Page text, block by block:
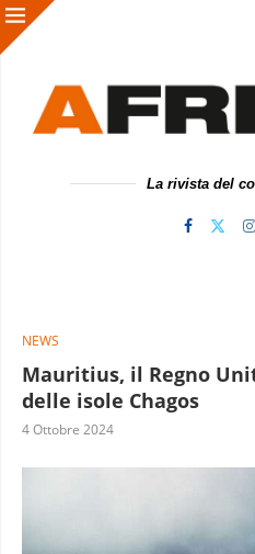
La rivista del
NEWS
Mauritius, il Regno
delle isole Chagos
4 Ottobre 2024